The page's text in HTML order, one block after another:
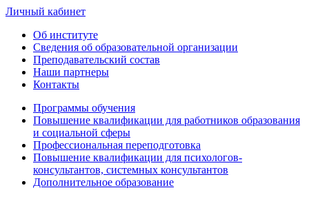
Личный кабинет
Об институте
Сведения об образовательной организации
Преподавательский состав
Наши партнеры
Контакты
Программы обучения
Повышение квалификации для работников образования
и социальной сферы
Профессиональная переподготовка
Повышение квалификации для психологов-
консультантов, системных консультантов
Дополнительное образование